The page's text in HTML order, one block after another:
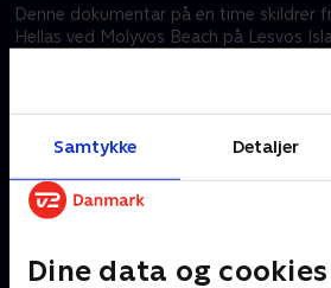
Samtykke Detaljer
Dine data og cookies
Denne dokumentar på en time skildrer
Hellas ved Molyvos Beach på Lesvos
Kræver tilkøb